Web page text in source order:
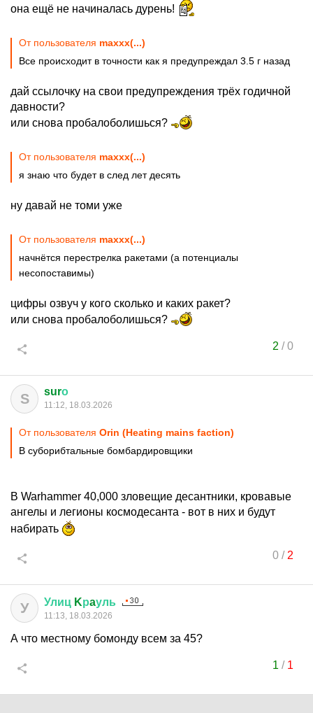
она ещё не начиналась дурень!
От пользователя maxxx(...)
Все происходит в точности как я предупреждал 3.5 г назад
дай ссылочку на свои предупреждения трёх годичной
давности?
или снова пробалоболишься?
От пользователя maxxx(...)
я знаю что будет в след лет десять
ну давай не томи уже
От пользователя maxxx(...)
начнётся перестрелка ракетами (а потенциалы
несопоставимы)
цифры озвуч у кого сколько и каких ракет?
или снова пробалоболишься?
2 /0
S surо
11:12, 18.03.2026
От пользователя Orin (Heating mains faction)
В суборибтальные бомбардировщики
В Warhammer 40,000 зловещие десантники, кровавые
ангелы и легионы космодесанта - вот в них и будут
набирать
0/ 2
У Улиц Kрaуль
11:13, 18.03.2026
А что местному бомонду всем за 45?
1 / 1